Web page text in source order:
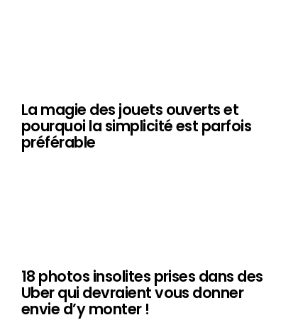
La magie des jouets ouverts et
pourquoi la simplicité est parfois
préférable
18 photos insolites prises dans des
Uber qui devraient vous donner
envie d’y monter !